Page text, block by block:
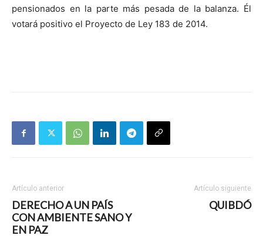
pensionados en la parte más pesada de la balanza. Él
votará positivo el Proyecto de Ley 183 de 2014.
Artículo anterior
DERECHO A UN PAÍS
CON AMBIENTE SANO Y
EN PAZ
Artículo siguiente
QUIBDÓ